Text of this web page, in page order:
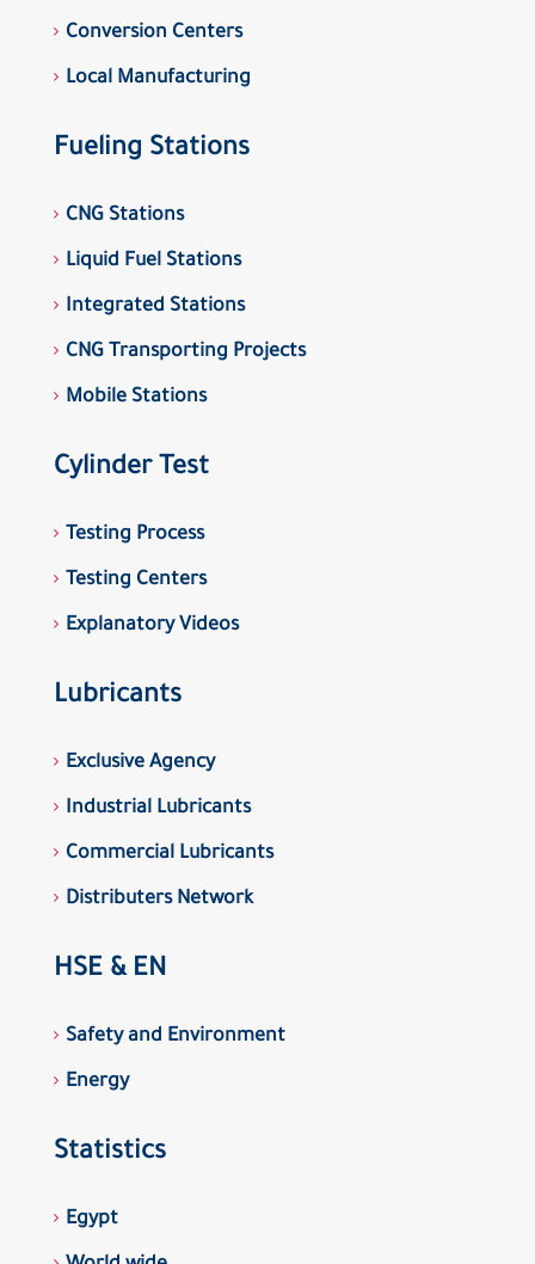
Conversion Centers
Local Manufacturing
Fueling Stations
CNG Stations
Liquid Fuel Stations
Integrated Stations
CNG Transporting Projects
Mobile Stations
Cylinder Test
Testing Process
Testing Centers
Explanatory Videos
Lubricants
Exclusive Agency
Industrial Lubricants
Commercial Lubricants
Distributers Network
HSE & EN
Safety and Environment
Energy
Statistics
Egypt